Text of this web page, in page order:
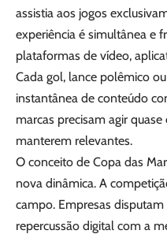
assistia aos jogos
experiência é simultânea e
plataformas de vídeo,
Cada gol, lance polêmico
instantânea de conteúdo
marcas precisam agir
manterem relevantes.
O conceito de Copa das
nova dinâmica. A
campo. Empresas
repercussão digital com a